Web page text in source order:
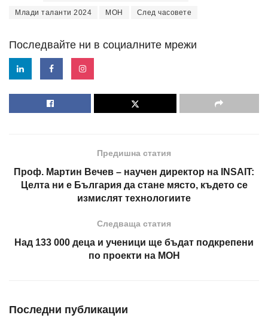
Млади таланти 2024 МОН След часовете
Последвайте ни в социалните мрежи
Предишна статия
Проф. Мартин Вечев – научен директор на INSAIT:
Целта ни е България да стане място, където се
измислят технологиите
Следваща статия
Над 133 000 деца и ученици ще бъдат подкрепени
по проекти на МОН
Последни публикации